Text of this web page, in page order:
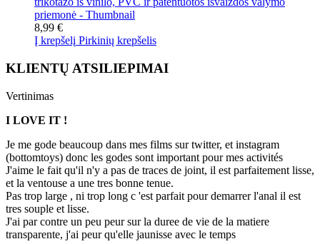
8,99 €
Į krepšelį Pirkinių krepšelis
KLIENTŲ ATSILIEPIMAI
Vertinimas
I LOVE IT !
Je me gode beaucoup dans mes films sur twitter, et instagram
(bottomtoys) donc les godes sont important pour mes activités
J'aime le fait qu'il n'y a pas de traces de joint, il est parfaitement lisse,
et la ventouse a une tres bonne tenue.
Pas trop large , ni trop long c 'est parfait pour demarrer l'anal il est
tres souple et lisse.
J'ai par contre un peu peur sur la duree de vie de la matiere
transparente, j'ai peur qu'elle jaunisse avec le temps